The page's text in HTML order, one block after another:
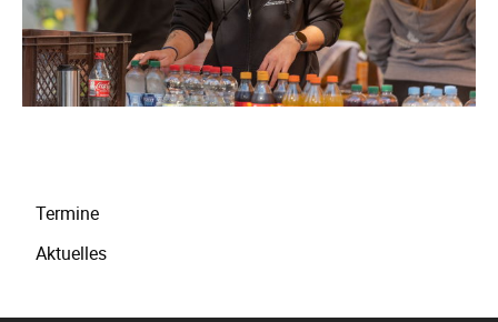
überspringen
Termine
Aktuelles